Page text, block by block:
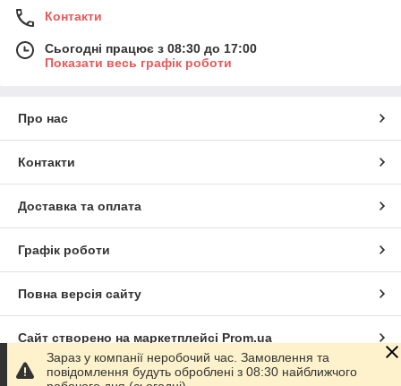
Контакти
Сьогодні працює з 08:30 до 17:00
Показати весь графік роботи
Про нас
Контакти
Доставка та оплата
Графік роботи
Повна версія сайту
Сайт створено на маркетплейсі Prom.ua
Політика конфіденційності
Зараз у компанії неробочий час. Замовлення та
повідомлення будуть оброблені з 08:30 найближчого